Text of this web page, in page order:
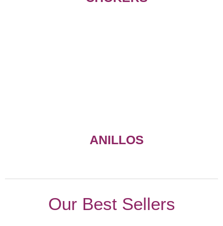
ANILLOS
Our Best Sellers